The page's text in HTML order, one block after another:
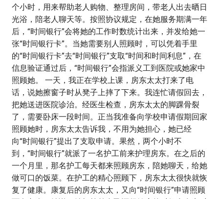
个小时，用来帮助老人购物、整理房间，带老人出去晒日
光浴，陪老人聊天等。按照协议规定，在她服务期满一年
后，“时间银行”会将她的工作时数统计出来，并发给她一
张“时间银行卡”。当她需要别人照顾时，可以凭着手里
的“时间银行卡”去“时间银行”支取“时间和时间利息”，在
信息验证通过后，“时间银行”会指派义工到医院或她家中
照顾她。 一天，我正在学校上课，房东太太打来了电
话，说她擦窗子时从凳子上摔了下来。我连忙请假回去，
把她送进医院诊治。经医生检查，房东太太的脚踝骨裂
了，需要卧床一段时间。正当我准备向学校申请假期回家
照顾她时，房东太太告诉我，不用为她担心，她已经
向“时间银行”提出了支取申请。果然，两个小时不
到，“时间银行”就派了一名护工前来护理房东。在之后的
一个月里，那名护工每天都来照顾房东，陪她聊天，给她
做可口的饭菜。在护工的精心照顾下，房东太太很快就恢
复了健康。康复后的房东太太，又向“时间银行”申请照顾